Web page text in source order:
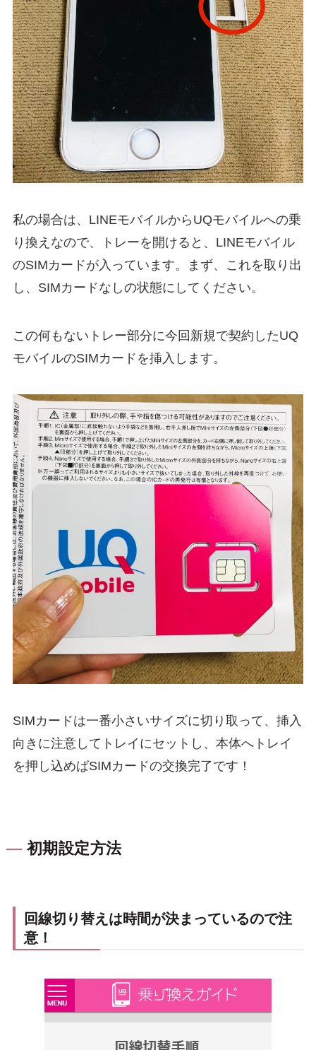
私の場合は、LINEモバイルからUQモバイルへの乗
り換えなので、トレーを開けると、LINEモバイル
のSIMカードが入っています。まず、これを取り出
し、SIMカードなしの状態にしてください。
この何もないトレー部分に今回新規で契約したUQ
モバイルのSIMカードを挿入します。
SIMカードは一番小さいサイズに切り取って、挿入
向きに注意してトレイにセットし、本体へトレイ
を押し込めばSIMカードの交換完了です！
初期設定方法
回線切り替えは時間が決まっているので注
意！